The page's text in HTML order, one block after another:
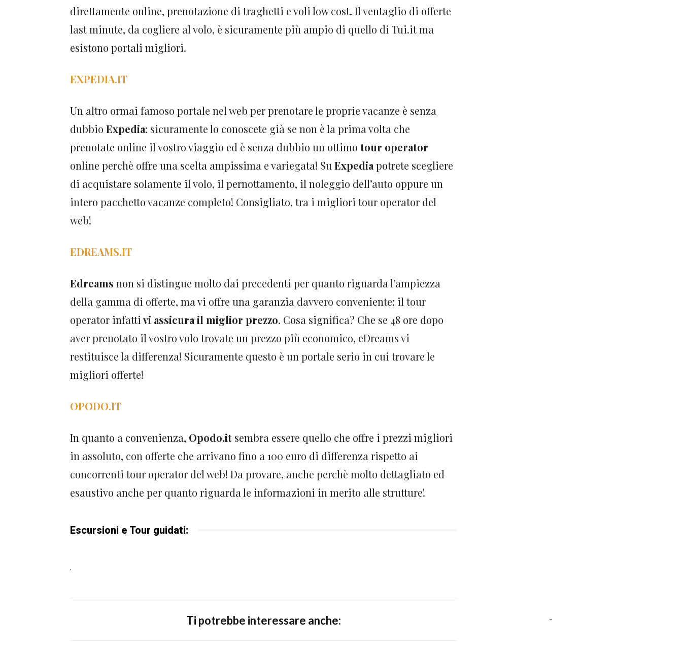
direttamente online, prenotazione di traghetti e voli low cost. Il ventaglio di offerte
last minute, da cogliere al volo, è sicuramente più ampio di quello di Tui.it ma
esistono portali migliori.
EXPEDIA.IT
Un altro ormai famoso portale nel web per prenotare le proprie vacanze è senza
dubbio Expedia: sicuramente lo conoscete già se non è la prima volta che
prenotate online il vostro viaggio ed è senza dubbio un ottimo tour operator
online perchè offre una scelta ampissima e variegata! Su Expedia potrete scegliere
di acquistare solamente il volo, il pernottamento, il noleggio dell’auto oppure un
intero pacchetto vacanze completo! Consigliato, tra i migliori tour operator del
web!
EDREAMS.IT
Edreams non si distingue molto dai precedenti per quanto riguarda l’ampiezza
della gamma di offerte, ma vi offre una garanzia davvero conveniente: il tour
operator infatti vi assicura il miglior prezzo. Cosa significa? Che se 48 ore dopo
aver prenotato il vostro volo trovate un prezzo più economico, eDreams vi
restituisce la differenza! Sicuramente questo è un portale serio in cui trovare le
migliori offerte!
OPODO.IT
In quanto a convenienza, Opodo.it sembra essere quello che offre i prezzi migliori
in assoluto, con offerte che arrivano fino a 100 euro di differenza rispetto ai
concorrenti tour operator del web! Da provare, anche perchè molto dettagliato ed
esaustivo anche per quanto riguarda le informazioni in merito alle strutture!
Escursioni e Tour guidati:
.
Ti potrebbe interessare anche: -